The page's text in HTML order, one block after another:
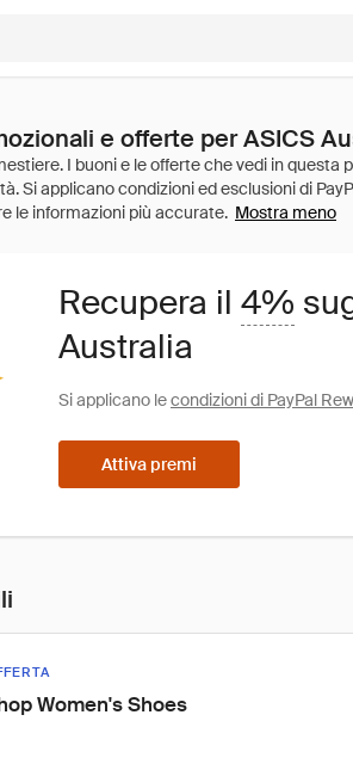
e offerte per ASICS
Mostra meno
Recupera il 4%
Australia
Si applicano lecondizioni di PayPal
Attiva premi
Women's Shoes